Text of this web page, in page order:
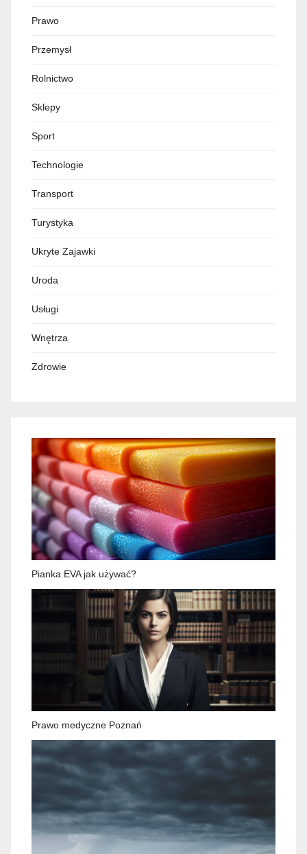
Prawo
Przemysł
Rolnictwo
Sklepy
Sport
Technologie
Transport
Turystyka
Ukryte Zajawki
Uroda
Usługi
Wnętrza
Zdrowie
Pianka EVA jak używać?
Prawo medyczne Poznań